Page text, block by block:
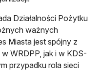
Działalności Pożytku
ważnych
Miasta jest spójny z
WRDPP, jak i w KDS-
przypadku rola sieci